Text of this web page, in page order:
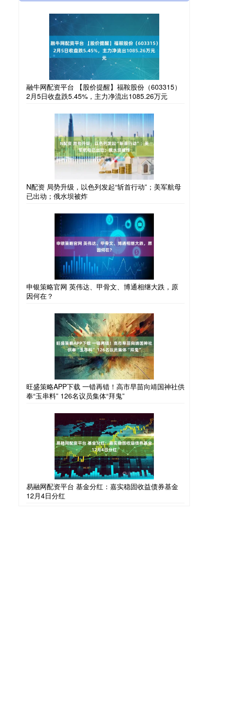
融牛网配资平台 【股价提醒】福鞍股份（603315）
2月5日收盘跌5.45%，主力净流出1085.26万元
N配资 局势升级，以色列发起“斩首行动”；美军航母
已出动；俄水坝被炸
申银策略官网 英伟达、甲骨文、博通相继大跌，原
因何在？
旺盛策略APP下载 一错再错！高市早苗向靖国神社供
奉“玉串料” 126名议员集体“拜鬼”
易融网配资平台 基金分红：嘉实稳固收益债券基金
12月4日分红